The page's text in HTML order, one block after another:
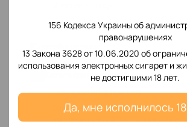
156 Кодекса Украины об
правонарушениях
13 Закона 3628 от 10.06.2020 об
использования электронных сигарет и
не достигшими 18 лет.
Да, мне исполнилось
Оплата при получении
Комиссия НП: 20 грн + 2%
Оплата за товар и доставку
отделении «Новой Почты». Подробнее